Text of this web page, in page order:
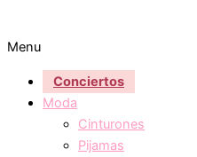
Menu
Conciertos
Moda
Cinturones
Pijamas